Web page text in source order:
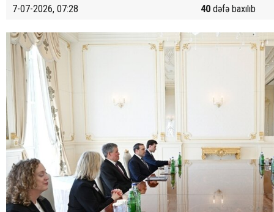
7-07-2026, 07:28 40 dəfə baxılıb